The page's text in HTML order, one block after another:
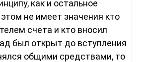
как и остальное
не имеет значения кто
счета и кто вносил
был открыт до вступления
общими средствами, то